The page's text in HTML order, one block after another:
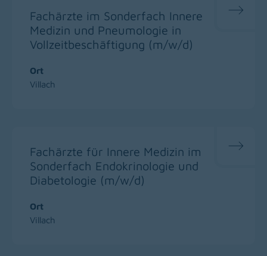
Fachärzte im Sonderfach Innere
Medizin und Pneumologie in
Vollzeitbeschäftigung (m/w/d)
Ort
Villach
Fachärzte für Innere Medizin im
Sonderfach Endokrinologie und
Diabetologie (m/w/d)
Ort
Villach